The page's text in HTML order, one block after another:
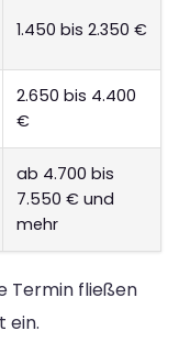
1.450 bis 2.350 €
2.650 bis 4.400
€
ab 4.700 bis
7.550 € und
mehr
Termin fließen
ein.